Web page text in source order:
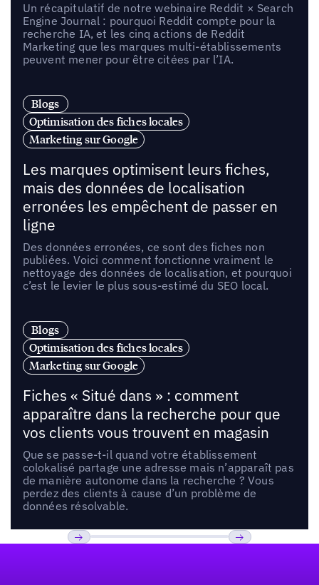
Un récapitulatif de notre webinaire Reddit × Search
Engine Journal : pourquoi Reddit compte pour la
recherche IA, et les cinq actions de Reddit
Marketing que les marques multi-établissements
peuvent mener pour être citées par l’IA.
Blogs
Optimisation des fiches locales
Marketing sur Google
Les marques optimisent leurs fiches,
mais des données de localisation
erronées les empêchent de passer en
ligne
Des données erronées, ce sont des fiches non
publiées. Voici comment fonctionne vraiment le
nettoyage des données de localisation, et pourquoi
c’est le levier le plus sous-estimé du SEO local.
Blogs
Optimisation des fiches locales
Marketing sur Google
Fiches « Situé dans » : comment
apparaître dans la recherche pour que
vos clients vous trouvent en magasin
Que se passe-t-il quand votre établissement
colokalisé partage une adresse mais n’apparaît pas
de manière autonome dans la recherche ? Vous
perdez des clients à cause d’un problème de
données résolvable.